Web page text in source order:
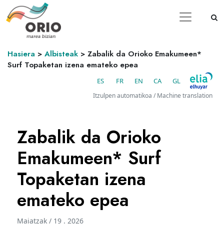
Hasiera > Albisteak > Zabalik da Orioko Emakumeen*
Surf Topaketan izena emateko epea
ES FR EN CA GL
Itzulpen automatikoa / Machine translation
Zabalik da Orioko
Emakumeen* Surf
Topaketan izena
emateko epea
Maiatzak / 19 . 2026